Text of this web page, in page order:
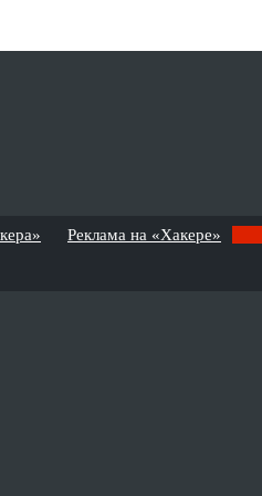
Реклама на «Хакере»